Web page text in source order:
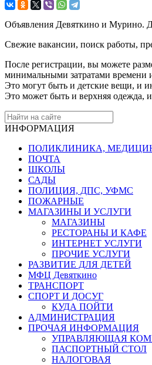
Объявления Девяткино и Мурино.
Свежие вакансии, поиск работы,
После регистрации, вы можете
минимальными затратами времени
Это могут быть и детские вещи, и
Это может быть и верхняя одежда,
ИНФОРМАЦИЯ
ПОЛИКЛИНИКА,
ПОЧТА
ШКОЛЫ
САДЫ
ПОЛИЦИЯ, ДПС, УФМС
ПОЖАРНЫЕ
МАГАЗИНЫ И УСЛУГИ
МАГАЗИНЫ
РЕСТОРАНЫ И КАФЕ
ИНТЕРНЕТ УСЛУГИ
ПРОЧИЕ УСЛУГИ
РАЗВИТИЕ ДЛЯ ДЕТЕЙ
МФЦ Девяткино
ТРАНСПОРТ
СПОРТ И ДОСУГ
КУДА ПОЙТИ
АДМИНИСТРАЦИЯ
ПРОЧАЯ ИНФОРМАЦИЯ
УПРАВЛЯЮЩАЯ
ПАСПОРТНЫЙ СТОЛ
НАЛОГОВАЯ